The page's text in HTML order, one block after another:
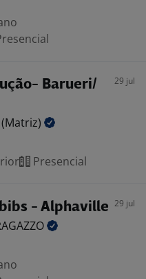
Barueri/
29 jul
(Matriz)
Presencial
- Alphaville 29 jul